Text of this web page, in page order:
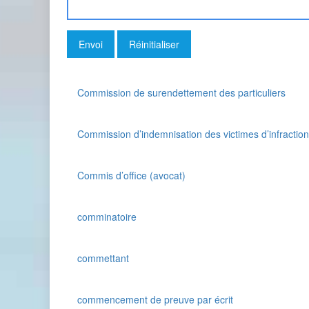
Commission de surendettement des particuliers
Commission d’indemnisation des victimes
Commis d’office (avocat)
comminatoire
commettant
commencement de preuve par écrit